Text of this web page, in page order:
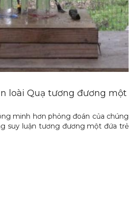
loài Quạ tương đương một
minh hơn phỏng đoán của chúng
suy luận tương đương một đứa trẻ